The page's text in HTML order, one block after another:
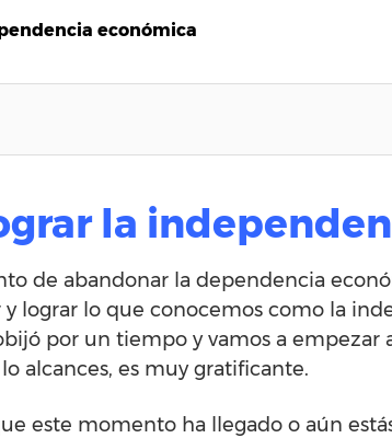
económica
la
de abandonar la dependencia
y lograr lo que conocemos como la
por un tiempo y vamos a empezar
alcances, es muy gratificante.
este momento ha llegado o aún